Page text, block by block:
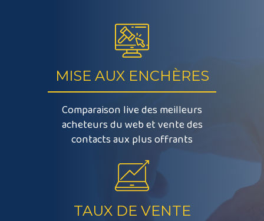
MISE AUX ENCHÈRES
Comparaison live des meilleurs
acheteurs du web et vente des
contacts aux plus offrants
TAUX DE VENTE